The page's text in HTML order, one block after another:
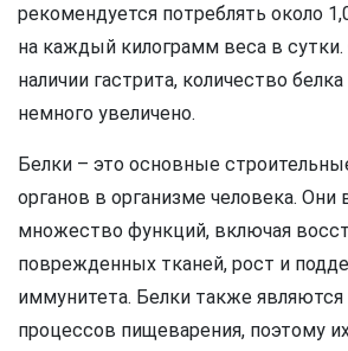
рекомендуется потреблять около
на каждый килограмм веса в сутки.
наличии гастрита, количество
немного увеличено.
Белки – это основные
органов в организме человека.
множество функций, включая
поврежденных тканей, рост и
иммунитета. Белки также
процессов пищеварения, поэтому